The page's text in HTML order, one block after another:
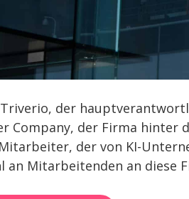
der
Company, der Firma hinter
der von KI-
an Mitarbeitenden an diese